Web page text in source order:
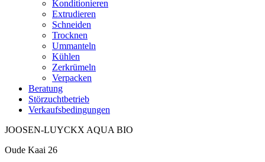
Konditionieren
Extrudieren
Schneiden
Trocknen
Ummanteln
Kühlen
Zerkrümeln
Verpacken
Beratung
Störzuchtbetrieb
Verkaufsbedingungen
JOOSEN-LUYCKX AQUA BIO
Oude Kaai 26